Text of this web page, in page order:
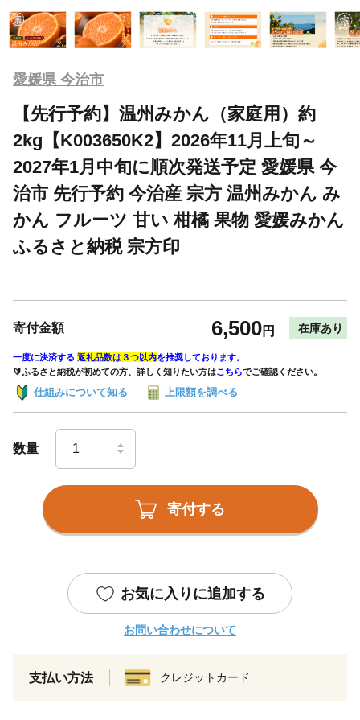
愛媛県 今治市
【先行予約】温州みかん（家庭用）約
2kg【K003650K2】2026年11月上旬～
2027年1月中旬に順次発送予定 愛媛県 今
治市 先行予約 今治産 宗方 温州みかん み
かん フルーツ 甘い 柑橘 果物 愛媛みかん
ふるさと納税 宗方印
寄付金額 6,500円 在庫あり
一度に決済する 返礼品数は３つ以内を推奨しております。
🔰ふるさと納税が初めての方、詳しく知りたい方はこちらでご確認ください。
仕組みについて知る 上限額を調べる
数量
寄付する
お気に入りに追加する
お問い合わせについて
支払い方法 クレジットカード